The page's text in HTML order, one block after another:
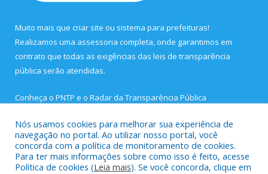
Muito mais que criar site ou sistema para prefeituras!
Realizamos uma assessoria completa, onde garantimos em
contrato que todas as exigências das leis de transparência
pública serão atendidas.
Conheça o PNTP e o Radar da Transparência Pública
Todos os direitos reservados a Prefeitura Municipal de São João
Nós usamos cookies para melhorar sua experiência de
navegação no portal. Ao utilizar nosso portal, você
concorda com a política de monitoramento de cookies.
Para ter mais informações sobre como isso é feito, acesse
Política de cookies (Leia mais). Se você concorda, clique em